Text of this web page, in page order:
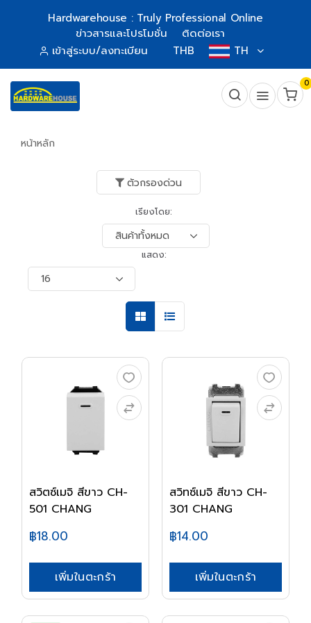
Hardwarehouse : Truly Professional Online
ข่าวสารและโปรโมชั่น
ติดต่อเรา
เข้าสู่ระบบ/ลงทะเบียน
THB TH
0
หน้าหลัก
ตัวกรองด่วน
เรียงโดย:
แสดง:
สวิตซ์เมจิ สีขาว CH-
501 CHANG
฿18.00
เพิ่มในตะกร้า
สวิทซ์เมจิ สีขาว CH-
301 CHANG
฿14.00
เพิ่มในตะกร้า